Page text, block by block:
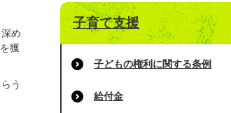
め
獲
う
子育て支援
子どもの権利に関する条例
給付金